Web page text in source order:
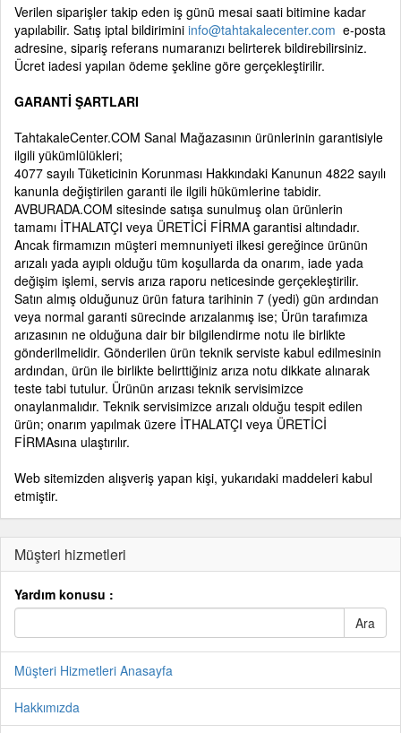
Verilen siparişler takip eden iş günü mesai saati bitimine kadar
yapılabilir. Satış iptal bildirimini info@tahtakalecenter.com e-posta
adresine, sipariş referans numaranızı belirterek bildirebilirsiniz.
Ücret iadesi yapılan ödeme şekline göre gerçekleştirilir.
GARANTİ ŞARTLARI
TahtakaleCenter.COM Sanal Mağazasının ürünlerinin garantisiyle
ilgili yükümlülükleri;
4077 sayılı Tüketicinin Korunması Hakkındaki Kanunun 4822 sayılı
kanunla değiştirilen garanti ile ilgili hükümlerine tabidir.
AVBURADA.COM sitesinde satışa sunulmuş olan ürünlerin
tamamı İTHALATÇI veya ÜRETİCİ FİRMA garantisi altındadır.
Ancak firmamızın müşteri memnuniyeti ilkesi gereğince ürünün
arızalı yada ayıplı olduğu tüm koşullarda da onarım, iade yada
değişim işlemi, servis arıza raporu neticesinde gerçekleştirilir.
Satın almış olduğunuz ürün fatura tarihinin 7 (yedi) gün ardından
veya normal garanti sürecinde arızalanmış ise; Ürün tarafımıza
arızasının ne olduğuna dair bir bilgilendirme notu ile birlikte
gönderilmelidir. Gönderilen ürün teknik serviste kabul edilmesinin
ardından, ürün ile birlikte belirttiğiniz arıza notu dikkate alınarak
teste tabi tutulur. Ürünün arızası teknik servisimizce
onaylanmalıdır. Teknik servisimizce arızalı olduğu tespit edilen
ürün; onarım yapılmak üzere İTHALATÇI veya ÜRETİCİ
FİRMAsına ulaştırılır.
Web sitemizden alışveriş yapan kişi, yukarıdaki maddeleri kabul
etmiştir.
Müşteri hizmetleri
Yardım konusu :
Müşteri Hizmetleri Anasayfa
Hakkımızda